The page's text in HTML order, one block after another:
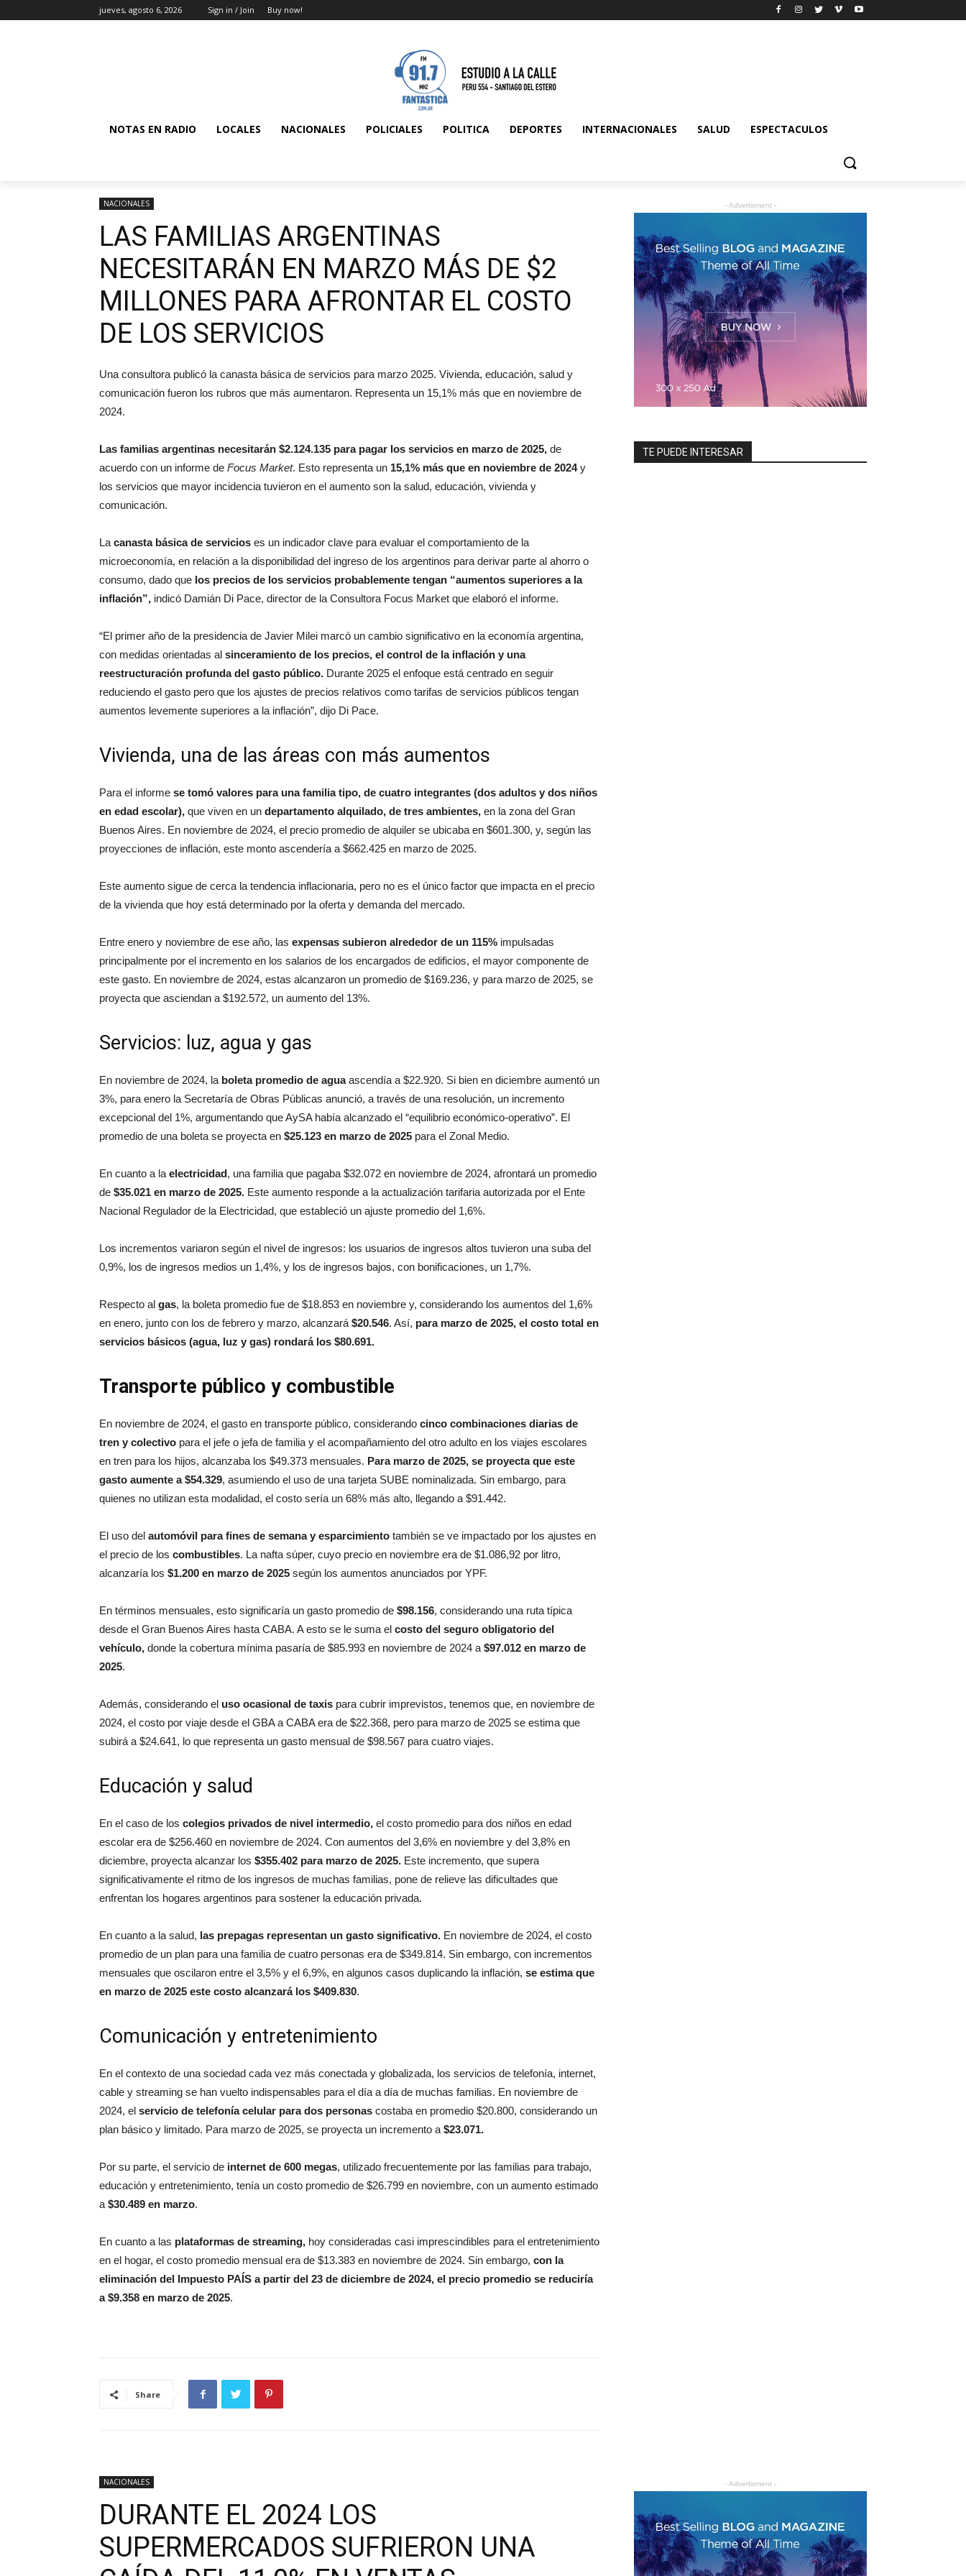
jueves, agosto 6, 2026 Sign in / Join Buy now!
NOTAS EN RADIO LOCALES NACIONALES POLICIALES POLITICA DEPORTES INTERNACIONALES SALUD ESPECTACULOS
NACIONALES
LAS FAMILIAS ARGENTINAS
NECESITARÁN EN MARZO MÁS DE $2
MILLONES PARA AFRONTAR EL COSTO
DE LOS SERVICIOS
Una consultora publicó la canasta básica de servicios para marzo 2025. Vivienda, educación, salud y
comunicación fueron los rubros que más aumentaron. Representa un 15,1% más que en noviembre de
2024.
Las familias argentinas necesitarán $2.124.135 para pagar los servicios en marzo de 2025, de
acuerdo con un informe de Focus Market. Esto representa un 15,1% más que en noviembre de 2024y
los servicios que mayor incidencia tuvieron en el aumento son la salud, educación, vivienda y
comunicación.
La canasta básica de servicios es un indicador clave para evaluar el comportamiento de la
microeconomía, en relación a la disponibilidad del ingreso de los argentinos para derivar parte al ahorro o
consumo, dado que los precios de los servicios probablemente tengan “aumentos superiores a la
inflación”, indicó Damián Di Pace, director de la Consultora Focus Market que elaboró el informe.
“El primer año de la presidencia de Javier Milei marcó un cambio significativo en la economía argentina,
con medidas orientadas al sinceramiento de los precios, el control de la inflación y una
reestructuración profunda del gasto público. Durante 2025 el enfoque está centrado en seguir
reduciendo el gasto pero que los ajustes de precios relativos como tarifas de servicios públicos tengan
aumentos levemente superiores a la inflación”, dijo Di Pace.
Vivienda, una de las áreas con más aumentos
Para el informe se tomó valores para una familia tipo, de cuatro integrantes (dos adultos y dos niños
en edad escolar), que viven en un departamento alquilado, de tres ambientes, en la zona del Gran
Buenos Aires. En noviembre de 2024, el precio promedio de alquiler se ubicaba en $601.300, y, según las
proyecciones de inflación, este monto ascendería a $662.425 en marzo de 2025.
Este aumento sigue de cerca la tendencia inflacionaria, pero no es el único factor que impacta en el precio
de la vivienda que hoy está determinado por la oferta y demanda del mercado.
Entre enero y noviembre de ese año, las expensas subieron alrededor de un 115% impulsadas
principalmente por el incremento en los salarios de los encargados de edificios, el mayor componente de
este gasto. En noviembre de 2024, estas alcanzaron un promedio de $169.236, y para marzo de 2025, se
proyecta que asciendan a $192.572, un aumento del 13%.
Servicios: luz, agua y gas
En noviembre de 2024, la boleta promedio de aguaascendía a $22.920. Si bien en diciembre aumentó un
3%, para enero la Secretaría de Obras Públicas anunció, a través de una resolución, un incremento
excepcional del 1%, argumentando que AySA había alcanzado el “equilibrio económico-operativo”. El
promedio de una boleta se proyecta en $25.123 en marzo de 2025 para el Zonal Medio.
En cuanto a la electricidad, una familia que pagaba $32.072 en noviembre de 2024, afrontará un promedio
de $35.021 en marzo de 2025. Este aumento responde a la actualización tarifaria autorizada por el Ente
Nacional Regulador de la Electricidad, que estableció un ajuste promedio del 1,6%.
Los incrementos variaron según el nivel de ingresos: los usuarios de ingresos altos tuvieron una suba del
0,9%, los de ingresos medios un 1,4%, y los de ingresos bajos, con bonificaciones, un 1,7%.
Respecto al gas, la boleta promedio fue de $18.853 en noviembre y, considerando los aumentos del 1,6%
en enero, junto con los de febrero y marzo, alcanzará $20.546. Así, para marzo de 2025, el costo total en
servicios básicos (agua, luz y gas) rondará los $80.691.
Transporte público y combustible
En noviembre de 2024, el gasto en transporte público, considerando cinco combinaciones diarias de
tren y colectivo para el jefe o jefa de familia y el acompañamiento del otro adulto en los viajes escolares
en tren para los hijos, alcanzaba los $49.373 mensuales. Para marzo de 2025, se proyecta que este
gasto aumente a $54.329, asumiendo el uso de una tarjeta SUBE nominalizada. Sin embargo, para
quienes no utilizan esta modalidad, el costo sería un 68% más alto, llegando a $91.442.
El uso del automóvil para fines de semana y esparcimiento también se ve impactado por los ajustes en
el precio de los combustibles. La nafta súper, cuyo precio en noviembre era de $1.086,92 por litro,
alcanzaría los $1.200 en marzo de 2025 según los aumentos anunciados por YPF.
En términos mensuales, esto significaría un gasto promedio de $98.156, considerando una ruta típica
desde el Gran Buenos Aires hasta CABA. A esto se le suma el costo del seguro obligatorio del
vehículo, donde la cobertura mínima pasaría de $85.993 en noviembre de 2024 a $97.012 en marzo de
2025.
Además, considerando el uso ocasional de taxis para cubrir imprevistos, tenemos que, en noviembre de
2024, el costo por viaje desde el GBA a CABA era de $22.368, pero para marzo de 2025 se estima que
subirá a $24.641, lo que representa un gasto mensual de $98.567 para cuatro viajes.
Educación y salud
En el caso de los colegios privados de nivel intermedio, el costo promedio para dos niños en edad
escolar era de $256.460 en noviembre de 2024. Con aumentos del 3,6% en noviembre y del 3,8% en
diciembre, proyecta alcanzar los $355.402 para marzo de 2025. Este incremento, que supera
significativamente el ritmo de los ingresos de muchas familias, pone de relieve las dificultades que
enfrentan los hogares argentinos para sostener la educación privada.
En cuanto a la salud, las prepagas representan un gasto significativo. En noviembre de 2024, el costo
promedio de un plan para una familia de cuatro personas era de $349.814. Sin embargo, con incrementos
mensuales que oscilaron entre el 3,5% y el 6,9%, en algunos casos duplicando la inflación, se estima que
en marzo de 2025 este costo alcanzará los $409.830.
Comunicación y entretenimiento
En el contexto de una sociedad cada vez más conectada y globalizada, los servicios de telefonía, internet,
cable y streaming se han vuelto indispensables para el día a día de muchas familias. En noviembre de
2024, el servicio de telefonía celular para dos personas costaba en promedio $20.800, considerando un
plan básico y limitado. Para marzo de 2025, se proyecta un incremento a $23.071.
Por su parte, el servicio de internet de 600 megas, utilizado frecuentemente por las familias para trabajo,
educación y entretenimiento, tenía un costo promedio de $26.799 en noviembre, con un aumento estimado
a $30.489 en marzo.
En cuanto a las plataformas de streaming, hoy consideradas casi imprescindibles para el entretenimiento
en el hogar, el costo promedio mensual era de $13.383 en noviembre de 2024. Sin embargo, con la
eliminación del Impuesto PAÍS a partir del 23 de diciembre de 2024, el precio promedio se reduciría
a $9.358 en marzo de 2025.
Share
- Advertisment -
TE PUEDE INTERESAR